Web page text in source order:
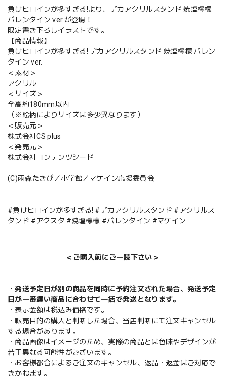
負けヒロインが多すぎる!より、デカアクリルスタンド 焼塩檸檬
バレンタイン ver.が登場！
限定書き下ろしイラストです。
【商品情報】
負けヒロインが多すぎる! デカアクリルスタンド 焼塩檸檬 バレン
タイン ver.
＜素材＞
アクリル
＜サイズ＞
全高約180mm以内
（※絵柄によりサイズは多少異なります）
＜販売元＞
株式会社CS plus
＜発売元＞
株式会社コンテンツシード
(C)雨森たきび／小学館／マケイン応援委員会
#負けヒロインが多すぎる! #デカアクリルスタンド #アクリルス
タンド #アクスタ #焼塩檸檬 #バレンタイン #マケイン
＜ご購入前にご一読下さい＞
・発送予定日が別の商品を同時に予約注文された場合、発送予定
日が一番遅い商品に合わせて一括で発送となります。
・表示金額は税込み価格です。
・転売目的の購入と判断した場合、当店判断にて注文キャンセル
する場合があります。
・商品画像はイメージのため、実際の商品とは色味やデザインが
若干異なる可能性がございます。
・お客様都合によるご注文のキャンセル、返品・返金はご対応で
きかねます。